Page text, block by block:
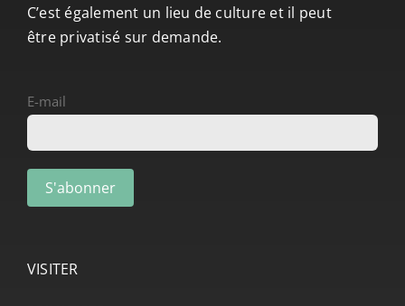
C’est également un lieu de culture et il peut
être privatisé sur demande.
E-mail
VISITER